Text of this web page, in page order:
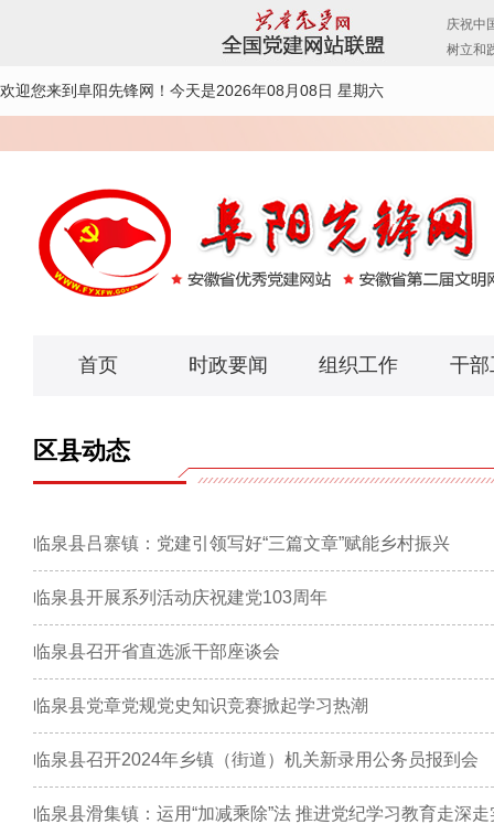
欢迎您来到阜阳先锋网！ 今天是2026年08月08日 星期六
首页 时政要闻 组织工作 干部
区县动态
临泉县吕寨镇：党建引领写好“三篇文章”赋能乡村振兴
临泉县开展系列活动庆祝建党103周年
临泉县召开省直选派干部座谈会
临泉县党章党规党史知识竞赛掀起学习热潮
临泉县召开2024年乡镇（街道）机关新录用公务员报到会
临泉县滑集镇：运用“加减乘除”法 推进党纪学习教育走深走